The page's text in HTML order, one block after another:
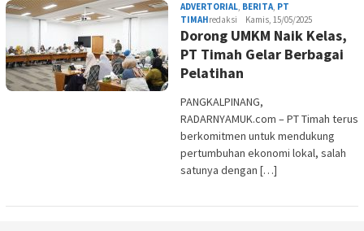
ADVERTORIAL, BERITA, PT
TIMAHredaksi Kamis, 15/05/2025
Dorong UMKM Naik Kelas,
PT Timah Gelar Berbagai
Pelatihan
PANGKALPINANG,
RADARNYAMUK.com – PT Timah terus
berkomitmen untuk mendukung
pertumbuhan ekonomi lokal, salah
satunya dengan […]